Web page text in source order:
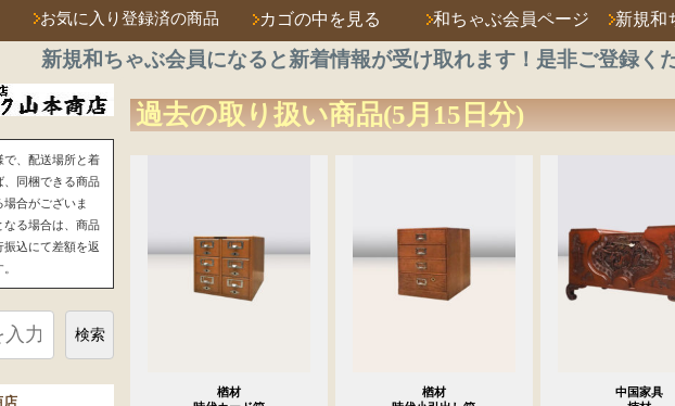
お気に入り登録済の商品 カゴの中を見る 和ちゃぶ会員ページ 新規和
新規和ちゃぶ会員になると新着情報が受け取れます！是非ご登録く
過去の取り扱い商品(5月15日分)
楢材
楢材
中国家具
で、配送場所と着
、同梱できる商品
合がございま
なる場合は、商品
込にて差額を返
検索
店